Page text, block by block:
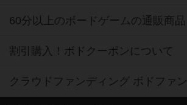
60分以上のボードゲームの通販商品
割引購入！ボドクーポンについて
クラウドファンディング ボドファン